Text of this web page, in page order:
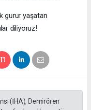
gurur yaşatan
diliyoruz!
(İHA), Demirören